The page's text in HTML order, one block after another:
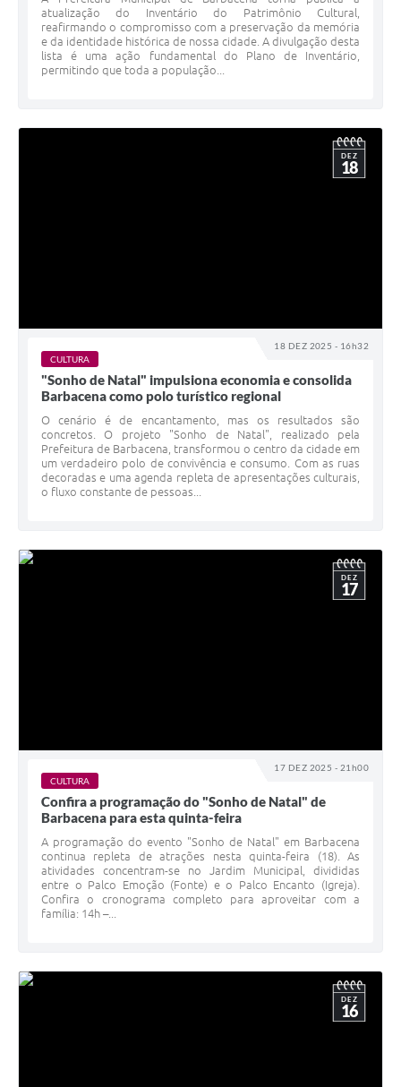
atualização do Inventário do Patrimônio Cultural,
reafirmando o compromisso com a preservação da memória
e da identidade histórica de nossa cidade. A divulgação desta
lista é uma ação fundamental do Plano de Inventário,
permitindo que toda a população...
18 DEZ 2025 - 16h32
DEZ
18
CULTURA
"Sonho de Natal" impulsiona economia e consolida
Barbacena como polo turístico regional
O cenário é de encantamento, mas os resultados são
concretos. O projeto "Sonho de Natal", realizado pela
Prefeitura de Barbacena, transformou o centro da cidade em
um verdadeiro polo de convivência e consumo. Com as ruas
decoradas e uma agenda repleta de apresentações culturais,
o fluxo constante de pessoas...
17 DEZ 2025 - 21h00
DEZ
17
CULTURA
Confira a programação do "Sonho de Natal" de
Barbacena para esta quinta-feira
A programação do evento "Sonho de Natal" em Barbacena
continua repleta de atrações nesta quinta-feira (18). As
atividades concentram-se no Jardim Municipal, divididas
entre o Palco Emoção (Fonte) e o Palco Encanto (Igreja).
Confira o cronograma completo para aproveitar com a
família: 14h –...
DEZ
16